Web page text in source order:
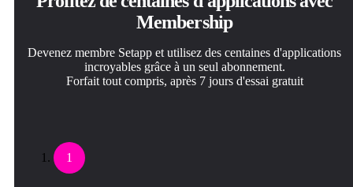
Membership
Devenez membre Setapp et utilisez des centaines d'applications
incroyables grâce à un seul abonnement.
Forfait tout compris, après 7 jours d'essai gratuit
1